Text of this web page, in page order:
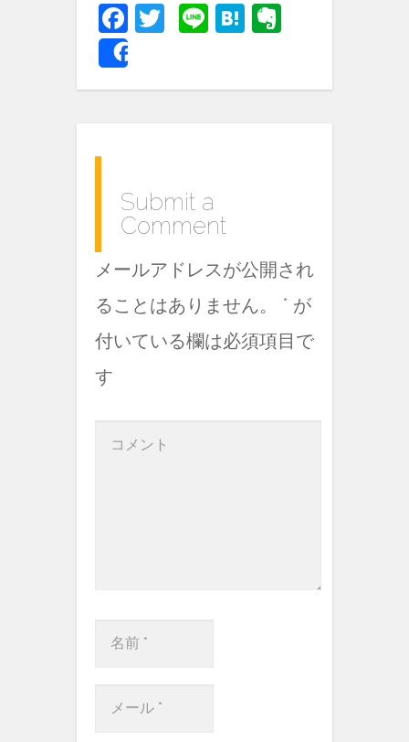
Fa
k
T
Li
H
Submit a
Comment
メールアドレスが公開され
ることはありません。
* が
付いている欄は必須項目で
す